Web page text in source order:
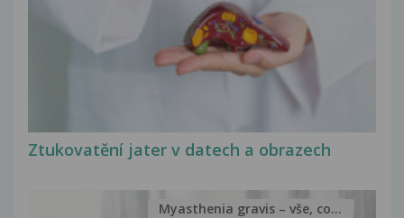
Ztukovatění jater v datech a obrazech
Myasthenia gravis – vše, co...